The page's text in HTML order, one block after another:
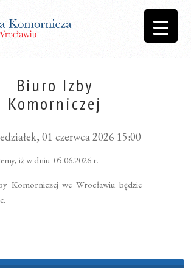
Biuro Izby
Komorniczej
01 czerwca 2026 15:00
iż w dniu 05.06.2026 r.
Komorniczej we Wrocławiu będzie